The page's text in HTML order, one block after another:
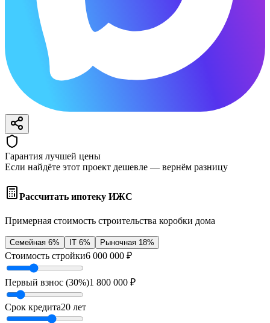
Гарантия лучшей цены
Если найдёте этот проект дешевле — вернём разницу
Рассчитать ипотеку ИЖС
Примерная стоимость строительства коробки дома
Семейная 6% IT 6% Рыночная 18%
Стоимость стройки6 000 000 ₽
Первый взнос (30%)1 800 000 ₽
Срок кредита20 лет